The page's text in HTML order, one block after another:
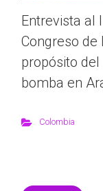
Entrevista al
Congreso
propósito
bomba en
Colombia